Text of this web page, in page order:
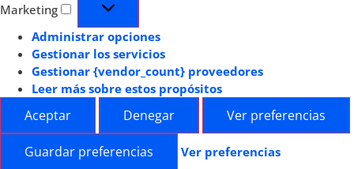
Marketing
Administrar opciones
Gestionar los servicios
Gestionar {vendor_count} proveedores
Leer más sobre estos propósitos
Aceptar Denegar Ver preferencias
Guardar preferencias
Ver preferencias